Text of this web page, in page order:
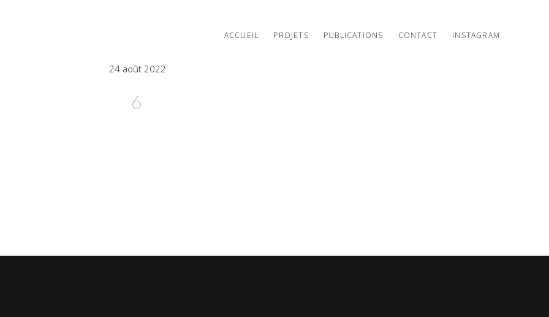
ACCUEIL PROJETS PUBLICATIONS CONTACT INSTAGRAM
24 août 2022
6